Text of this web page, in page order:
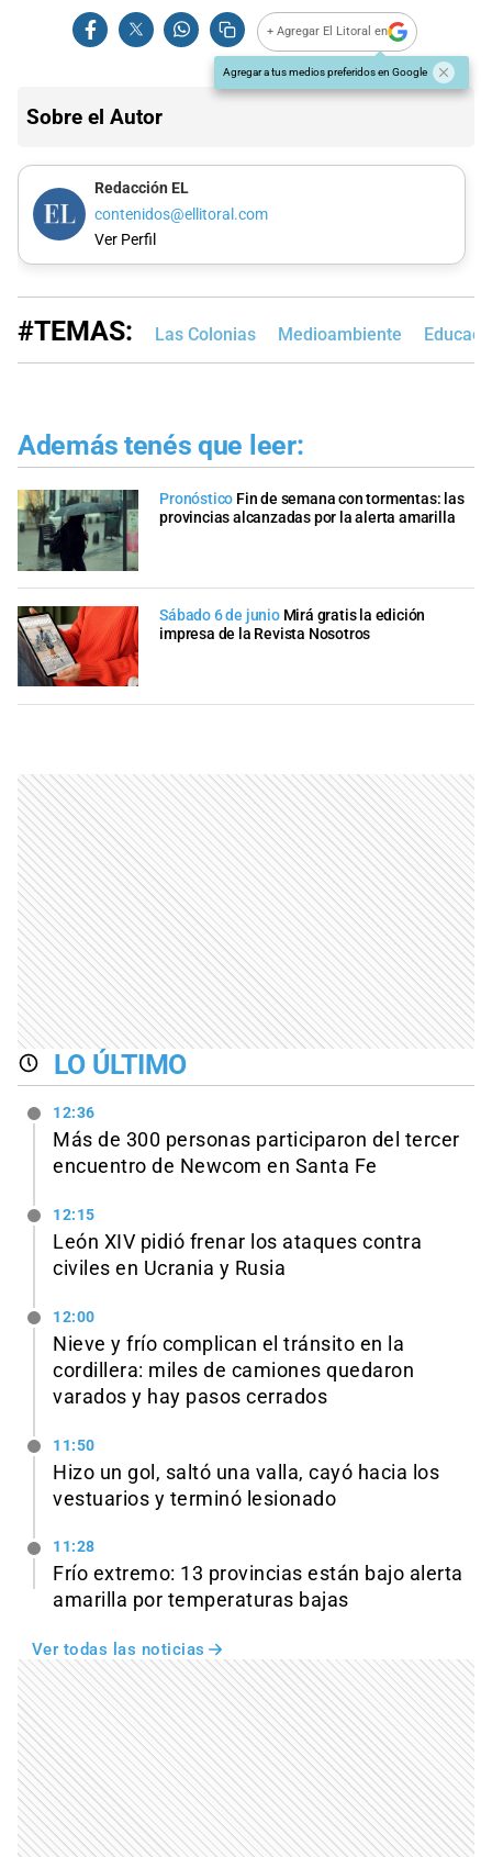
+ Agregar El Litoral en
Agregar a tus medios preferidos en Google
Sobre el Autor
Redacción EL
contenidos@ellitoral.com
Ver Perfil
#TEMAS: Las Colonias Medioambiente
Además tenés que leer:
Pronóstico Fin de semana con tormentas: las
provincias alcanzadas por la alerta amarilla
Sábado 6 de junio Mirá gratis la edición
impresa de la Revista Nosotros
LO ÚLTIMO
12:36
Más de 300 personas participaron del tercer
encuentro de Newcom en Santa Fe
12:15
León XIV pidió frenar los ataques contra
civiles en Ucrania y Rusia
12:00
Nieve y frío complican el tránsito en la
cordillera: miles de camiones quedaron
varados y hay pasos cerrados
11:50
Hizo un gol, saltó una valla, cayó hacia los
vestuarios y terminó lesionado
11:28
Frío extremo: 13 provincias están bajo alerta
amarilla por temperaturas bajas
Ver todas las noticias